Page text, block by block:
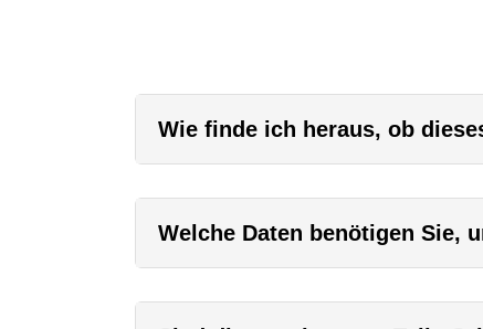
Wie finde ich heraus, ob
Welche Daten benötigen Sie,